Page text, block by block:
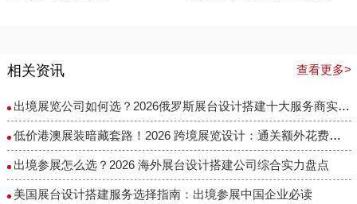
相关资讯 查看更多>
出境展览公司如何选？2026俄罗斯展台设计搭建十大服务商实力盘点
低价港澳展装暗藏套路！2026 跨境展览设计：通关额外花费避雷指南
出境参展怎么选？2026 海外展台设计搭建公司综合实力盘点
美国展台设计搭建服务选择指南：出境参展中国企业必读